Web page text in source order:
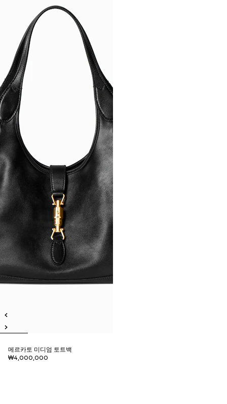
메르카토 미디엄 토트백
₩4,000,000